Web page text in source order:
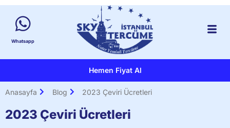
Whatsapp
Hemen Fiyat Al
Anasayfa Blog 2023 Çeviri Ücretleri
2023 Çeviri Ücretleri